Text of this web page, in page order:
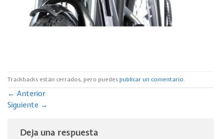
Trackbacks están cerrados, pero puedespublicar un comentario.
← Anterior
Siguiente →
Deja una respuesta